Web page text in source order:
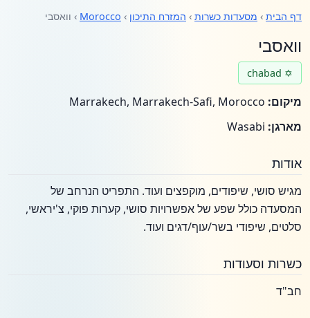
דף הבית › מסעדות כשרות › המזרח התיכון ›
Morocco › וואסבי
וואסבי
✡ chabad
מיקום:
מארגן:
אודות
מגיש סושי, שיפודים, מוקפצים ועוד. התפריט הנרחב של
המסעדה כולל שפע של אפשרויות סושי, קערות פוקי, צ'יראשי,
סלטים, שיפודי בשר/עוף/דגים ועוד.
כשרות וסעודות
חב"ד